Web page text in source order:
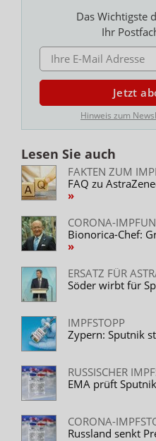
Das Wichtigste
Ihr
E-MAIL ADRESSE
Jetzt
Hinweis zum
Lesen Sie auch
FAKTEN ZUM
FAQ zu
CORONA-
Bionorica-Chef:
ERSATZ FÜR
Söder wirbt für
IMPFSTOPP
Zypern: Sputnik
RUSSISCHER
EMA prüft
CORONA-
Russland senkt